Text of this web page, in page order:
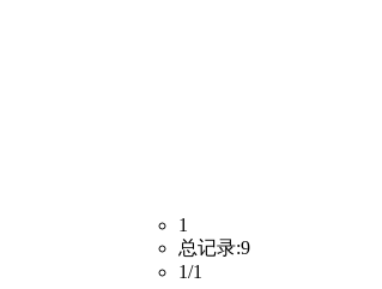
1
总记录:9
1/1